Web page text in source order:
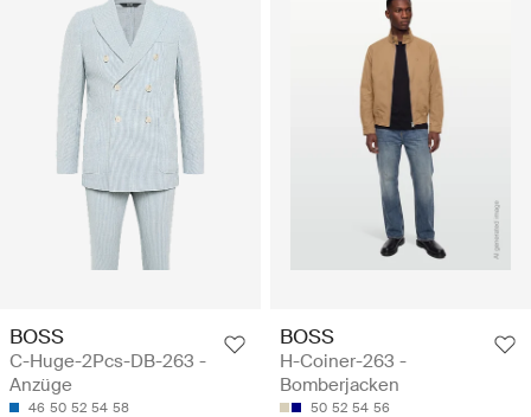
BOSS
C-Huge-2Pcs-DB-263 -
Anzüge
46 50 52 54 58
BOSS
H-Coiner-263 -
Bomberjacken
50 52 54 56